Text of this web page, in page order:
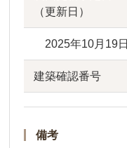
（更新日）
2025年10月19日
建築確認番号
備考